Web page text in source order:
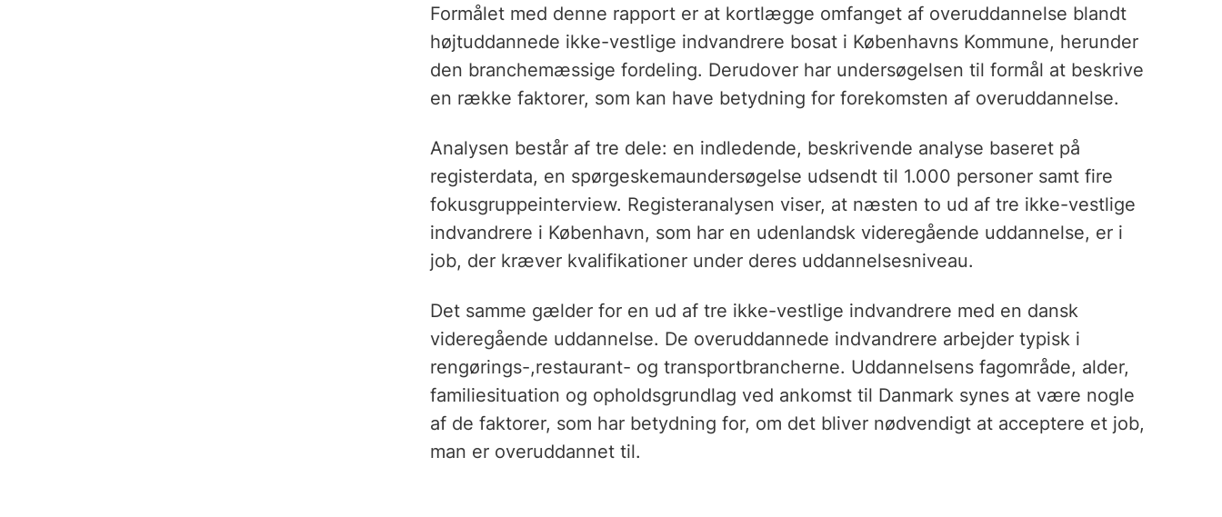
Formålet med denne rapport er at kortlægge omfanget af overuddannelse blandt
højtuddannede ikke-vestlige indvandrere bosat i Københavns Kommune, herunder
den branchemæssige fordeling. Derudover har undersøgelsen til formål at beskrive
en række faktorer, som kan have betydning for forekomsten af overuddannelse.
Analysen består af tre dele: en indledende, beskrivende analyse baseret på
registerdata, en spørgeskemaundersøgelse udsendt til 1.000 personer samt fire
fokusgruppeinterview. Registeranalysen viser, at næsten to ud af tre ikke-vestlige
indvandrere i København, som har en udenlandsk videregående uddannelse, er i
job, der kræver kvalifikationer under deres uddannelsesniveau.
Det samme gælder for en ud af tre ikke-vestlige indvandrere med en dansk
videregående uddannelse. De overuddannede indvandrere arbejder typisk i
rengørings-,restaurant- og transportbrancherne. Uddannelsens fagområde, alder,
familiesituation og opholdsgrundlag ved ankomst til Danmark synes at være nogle
af de faktorer, som har betydning for, om det bliver nødvendigt at acceptere et job,
man er overuddannet til.